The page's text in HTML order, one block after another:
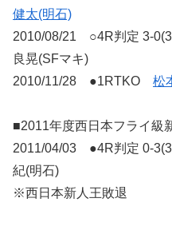
健太(明石)
2010/08/21 ○4R判定 3-
良晃(SFマキ)
2010/11/28 ●1RTKO 松
■2011年度西日本フライ級
2011/04/03 ●4R判定 0-
紀(明石)
※西日本新人王敗退